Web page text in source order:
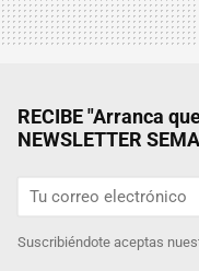
RECIBE "Arranca
NEWSLETTER
Suscribiéndote aceptas